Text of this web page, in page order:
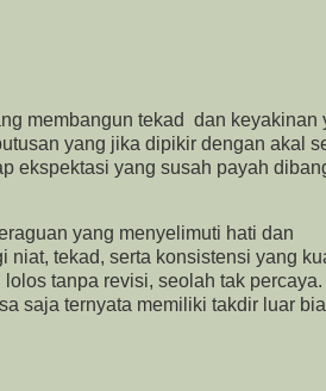
membangun tekad dan keyakinan
yang jika dipikir dengan akal
ekspektasi yang susah payah
yang menyelimuti hati dan
niat, tekad, serta konsistensi yang
tanpa revisi, seolah tak percaya.
saja ternyata memiliki takdir luar